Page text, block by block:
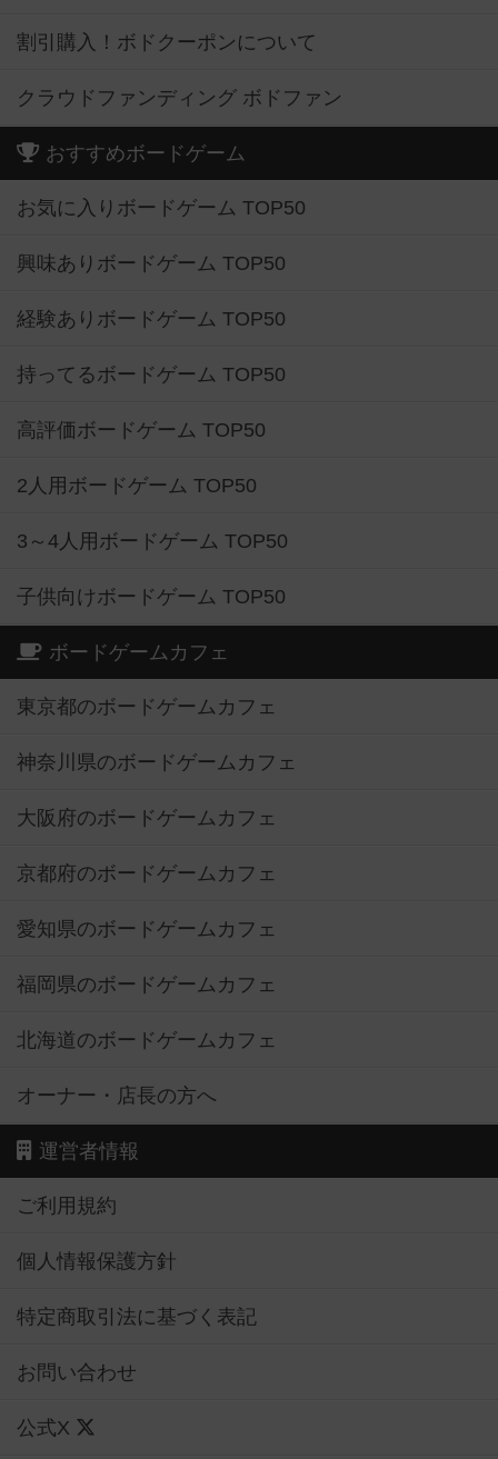
割引購入！ボドクーポンについて
クラウドファンディング ボドファン
おすすめボードゲーム
お気に入りボードゲーム TOP50
興味ありボードゲーム TOP50
経験ありボードゲーム TOP50
持ってるボードゲーム TOP50
高評価ボードゲーム TOP50
2人用ボードゲーム TOP50
3～4人用ボードゲーム TOP50
子供向けボードゲーム TOP50
ボードゲームカフェ
東京都のボードゲームカフェ
神奈川県のボードゲームカフェ
大阪府のボードゲームカフェ
京都府のボードゲームカフェ
愛知県のボードゲームカフェ
福岡県のボードゲームカフェ
北海道のボードゲームカフェ
オーナー・店長の方へ
運営者情報
ご利用規約
個人情報保護方針
特定商取引法に基づく表記
お問い合わせ
公式X